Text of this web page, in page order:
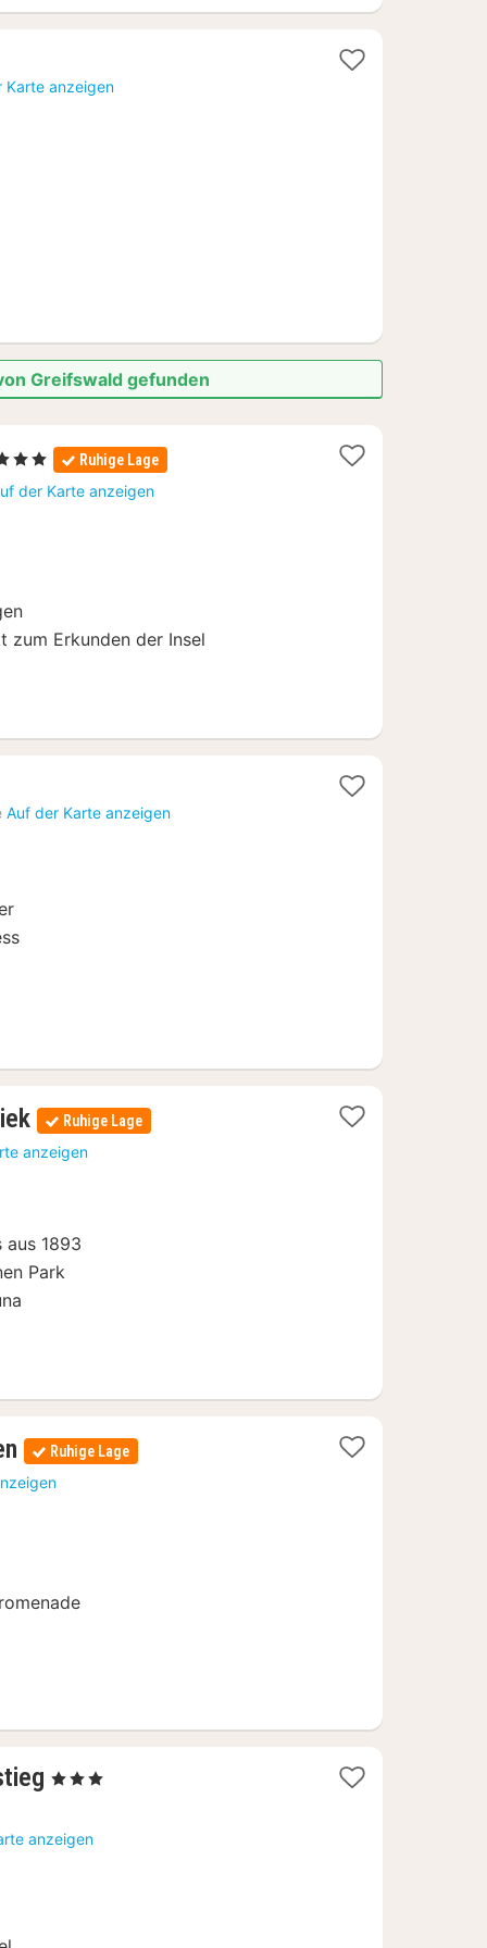
Karte anzeigen
Greifswald gefunden
Ruhige Lage
der Karte anzeigen
zum Erkunden der Insel
Auf der Karte anzeigen
1
Nacht
ab
Ruhige Lage
anzeigen
aus 1893
Park
1
Nacht
ab
Ruhige Lage
1
ab
77,70
, 3 Sterne
anzeigen